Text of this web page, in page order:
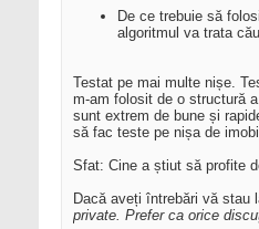
De ce trebuie să
algoritmul va trata
Testat pe mai multe nișe.
m-am folosit de o structură
sunt extrem de bune și
să fac teste pe nișa de
Sfat: Cine a știut să profite
Dacă aveți întrebări vă stau
private. Prefer ca orice